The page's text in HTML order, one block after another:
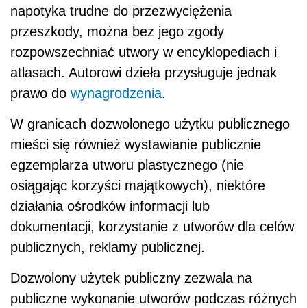
napotyka trudne do przezwyciężenia
przeszkody, można bez jego zgody
rozpowszechniać utwory w encyklopediach i
atlasach. Autorowi dzieła przysługuje jednak
prawo do wynagrodzenia.
W granicach dozwolonego użytku publicznego
mieści się również wystawianie publicznie
egzemplarza utworu plastycznego (nie
osiągając korzyści majątkowych), niektóre
działania ośrodków informacji lub
dokumentacji, korzystanie z utworów dla celów
publicznych, reklamy publicznej.
Dozwolony użytek publiczny zezwala na
publiczne wykonanie utworów podczas różnych